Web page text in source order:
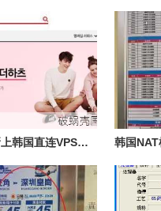
HostKvm新上韩国直连VPS，限量7折优惠码引爆建站热潮